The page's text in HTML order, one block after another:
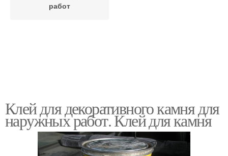
работ
Клей для декоративного камня для
наружных работ. Клей для камня